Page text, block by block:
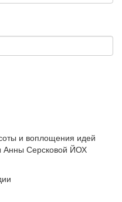
и воплощения идей
Анны Серсковой ЙОХ